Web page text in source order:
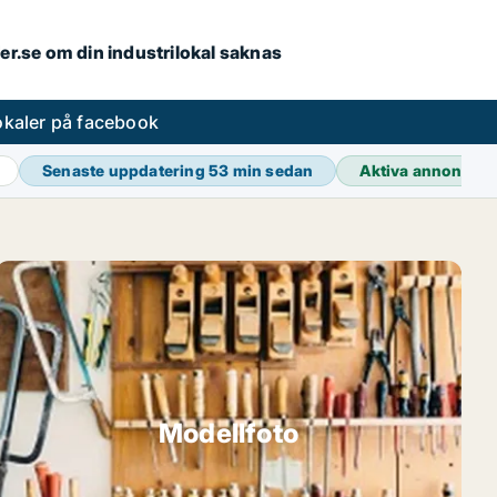
om din industrilokal saknas
på facebook
Senaste uppdatering53 min sedan Aktiva annonser
Modellfoto